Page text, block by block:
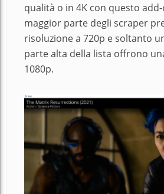
qualità o in 4K con questo
maggior parte degli scraper
risoluzione a 720p e soltanto
parte alta della lista offrono
1080p.